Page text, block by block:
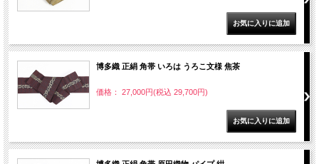
博多織 正絹 角帯 いろは うろこ文様 焦茶
価格： 27,000円(税込 29,700円)